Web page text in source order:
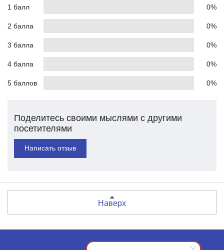
1 балл 0%
2 балла 0%
3 балла 0%
4 балла 0%
5 баллов 0%
Поделитесь своими мыслями с другими
посетителями
Написать отзыв
Наверх